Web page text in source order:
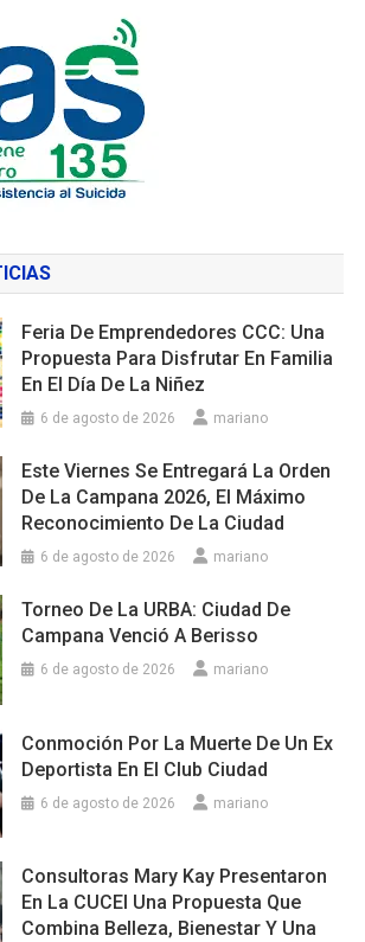
Feria De Emprendedores CCC: Una
Propuesta Para Disfrutar En Familia
En El Día De La Niñez
6 de agosto de 2026 mariano
Este Viernes Se Entregará La Orden
De La Campana 2026, El Máximo
Reconocimiento De La Ciudad
6 de agosto de 2026 mariano
Torneo De La URBA: Ciudad De
Campana Venció A Berisso
6 de agosto de 2026 mariano
Conmoción Por La Muerte De Un Ex
Deportista En El Club Ciudad
6 de agosto de 2026 mariano
Consultoras Mary Kay Presentaron
En La CUCEI Una Propuesta Que
Combina Belleza, Bienestar Y Una